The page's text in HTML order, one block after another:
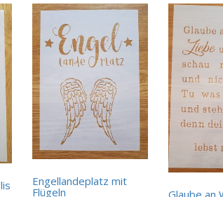
Engellandeplatz mit
Flügeln
Glaube an